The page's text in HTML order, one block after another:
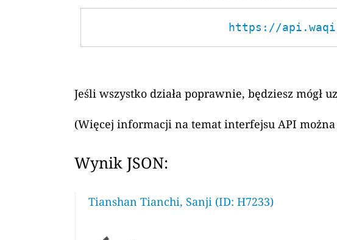
https://
Jeśli wszystko działa poprawnie, będziesz mógł
(Więcej informacji na temat interfejsu API można
Wynik JSON:
Tianshan Tianchi, Sanji (ID: H7233)